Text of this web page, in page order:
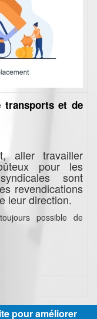
transports et de
aller travailler
pour les
sont
revendications
leur direction.
possible de
pour améliorer